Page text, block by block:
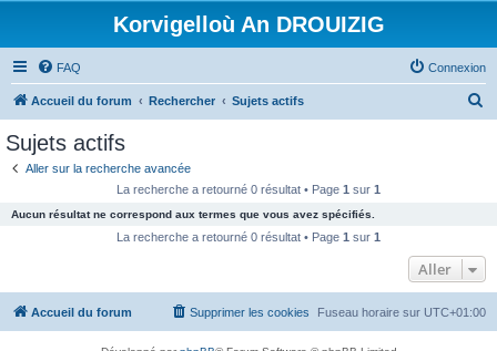
Korvigelloù An DROUIZIG
FAQ Connexion
Accueil du forum Rechercher Sujets actifs
c
e
Sujets actifs
Aller sur la recherche avancée
La recherche a retourné 0 résultat • Page 1 sur 1
Aucun résultat ne correspond aux termes que vous avez spécifiés.
La recherche a retourné 0 résultat • Page 1 sur 1
Aller
Accueil du forum Fuseau horaire sur UTC+01:00
Supprimer les cookies